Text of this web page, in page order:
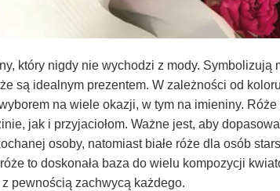
który nigdy nie wychodzi z mody. Symbolizują
są idealnym prezentem. W zależności od
na wiele okazji, w tym na imieniny.
jak i przyjaciołom. Ważne jest, aby
osoby, natomiast białe róże dla osób
to doskonała baza do wielu kompozycji
z pewnością zachwycą każdego.